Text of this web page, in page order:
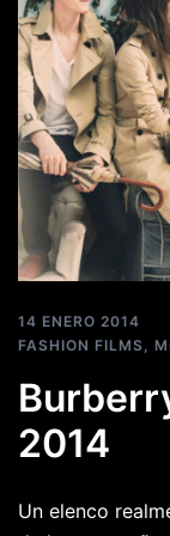
14 ENERO 2014
FASHION FILMS ,
2014
Un elenco